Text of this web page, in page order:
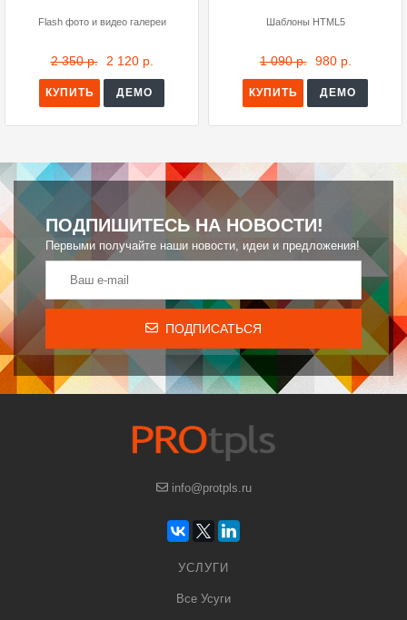
Flash фото и видео галереи
2 350 р. 2 120 р.
КУПИТЬ ДЕМО
Шаблоны HTML5
1 090 р. 980 р.
КУПИТЬ ДЕМО
ПОДПИШИТЕСЬ НА НОВОСТИ!
Первыми получайте наши новости, идеи и предложения!
ПОДПИСАТЬСЯ
info@protpls.ru
УСЛУГИ
Все Усуги